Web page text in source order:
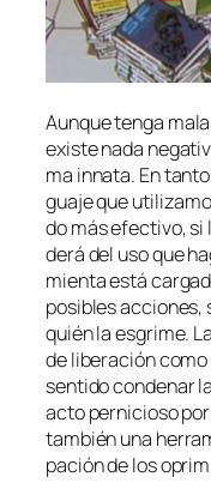
Aunque ten­ga
exis­te na­da
ma in­na­ta. En
gua­je que
do más efec­ti­vo,
de­rá del uso que
mien­ta es­tá
po­si­bles ac­cio­nes,
quién la es­gri­me.
de li­be­ra­ción
sen­ti­do con­de­nar
ac­to per­ni­cio­so
tam­bién una
pa­ción de los